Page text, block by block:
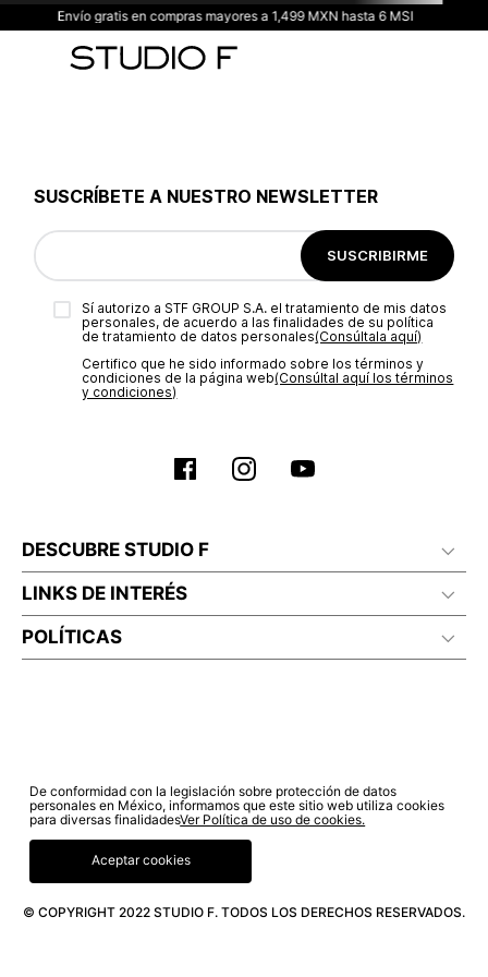
Envío gratis en compras mayores a 1,499 MXN hasta 6 MSI
SUSCRÍBETE A NUESTRO NEWSLETTER
SUSCRIBIRME
Sí autorizo a STF GROUP S.A. el tratamiento de mis datos
personales, de acuerdo a las finalidades de su política
de tratamiento de datos personales‎(Consúltala aquí)
Certifico que he sido informado sobre los términos y
condiciones de la página web‎(Consúltal aquí los términos
y condiciones)
DESCUBRE STUDIO F
LINKS DE INTERÉS
POLÍTICAS
© COPYRIGHT 2022 STUDIO F. TODOS LOS DERECHOS RESERVADOS.
De conformidad con la legislación sobre protección de datos
personales en México, informamos que este sitio web utiliza cookies
para diversas finalidadesVer Política de uso de cookies.
Aceptar cookies